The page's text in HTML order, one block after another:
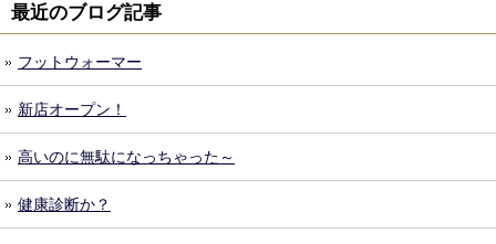
最近のブログ記事
フットウォーマー
新店オープン！
高いのに無駄になっちゃった～
健康診断か？